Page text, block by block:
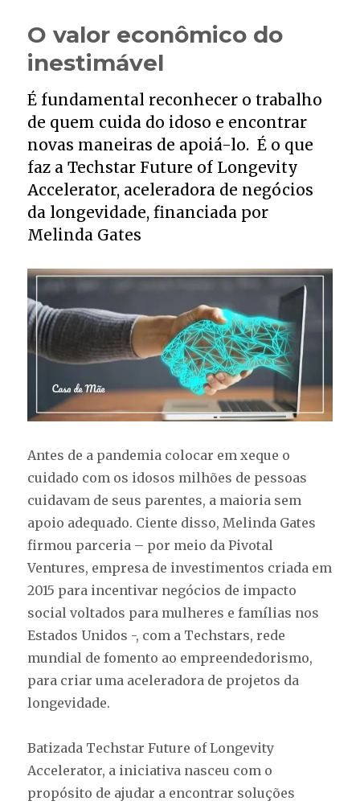
O valor econômico do
inestimável
É fundamental reconhecer o trabalho
de quem cuida do idoso e encontrar
novas maneiras de apoiá-lo. É o que
faz a Techstar Future of Longevity
Accelerator, aceleradora de negócios
da longevidade, financiada por
Melinda Gates
Antes de a pandemia colocar em xeque o
cuidado com os idosos milhões de pessoas
cuidavam de seus parentes, a maioria sem
apoio adequado. Ciente disso, Melinda Gates
firmou parceria – por meio da Pivotal
Ventures, empresa de investimentos criada em
2015 para incentivar negócios de impacto
social voltados para mulheres e famílias nos
Estados Unidos -, com a Techstars, rede
mundial de fomento ao empreendedorismo,
para criar uma aceleradora de projetos da
longevidade.
Batizada Techstar Future of Longevity
Accelerator, a iniciativa nasceu com o
propósito de ajudar a encontrar soluções